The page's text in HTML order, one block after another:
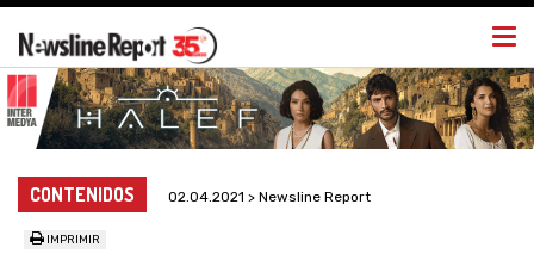
CONTENIDOS 02.04.2021 > Newsline Report
IMPRIMIR